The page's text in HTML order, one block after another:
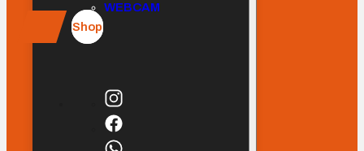
WEBCAM
Shop